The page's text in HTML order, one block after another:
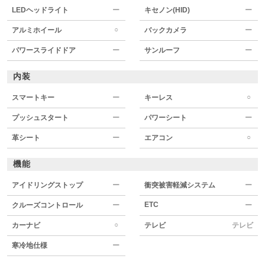
LEDヘッドライト ー キセノン(HID) ー
アルミホイール ○ バックカメラ ー
パワースライドドア ー サンルーフ ー
内装
スマートキー ー キーレス ○
プッシュスタート ー パワーシート ー
革シート ー エアコン ○
機能
アイドリングストップ ー 衝突被害軽減システム ー
クルーズコントロール ー ETC ー
カーナビ ○ テレビ テレビ
寒冷地仕様 ー